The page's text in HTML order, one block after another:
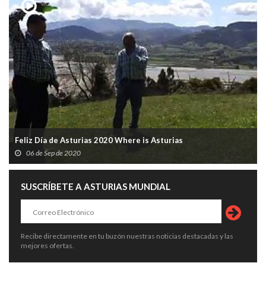
Feliz Día de Asturias 2020 Where is Asturias
06 de Sep de 2020
SUSCRÍBETE A ASTURIAS MUNDIAL
Recibe directamente en tu buzón nuestras noticias destacadas y las
mejores ofertas.